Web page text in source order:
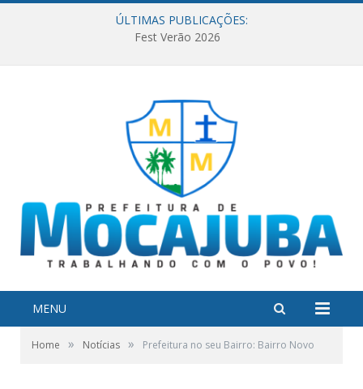
ÚLTIMAS PUBLICAÇÕES:
Fest Verão 2026
MENU
Home » Notícias » Prefeitura no seu Bairro: Bairro Novo